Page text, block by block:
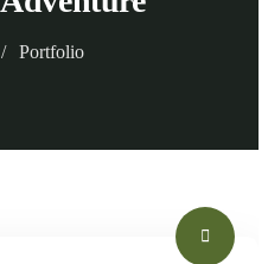
Portfolio